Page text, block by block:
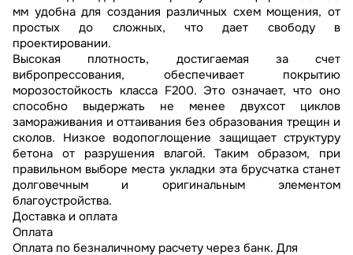
мм удобна для создания различных схем мощения, от
простых до сложных, что дает свободу в
проектировании.
Высокая плотность, достигаемая за счет
вибропрессования, обеспечивает покрытию
морозостойкость класса F200. Это означает, что оно
способно выдержать не менее двухсот циклов
замораживания и оттаивания без образования трещин и
сколов. Низкое водопоглощение защищает структуру
бетона от разрушения влагой. Таким образом, при
правильном выборе места укладки эта брусчатка станет
долговечным и оригинальным элементом
благоустройства.
Доставка и оплата
Оплата
Оплата по безналичному расчету через банк. Для